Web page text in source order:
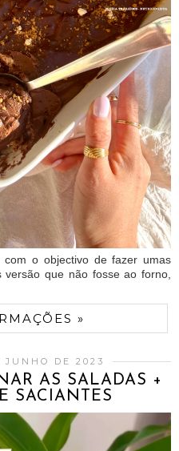
o objectivo de fazer umas
que não fosse ao forno,
»
JUNHO DE 2023
AS SALADAS +
SACIANTES